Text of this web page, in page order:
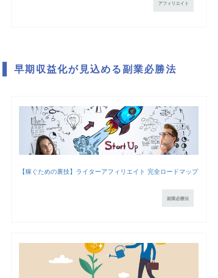
アフィリエイト
早期収益化が見込める副業必勝法
【稼ぐための裏技】ライターアフィリエイト 完全ロードマップ
副業必勝法